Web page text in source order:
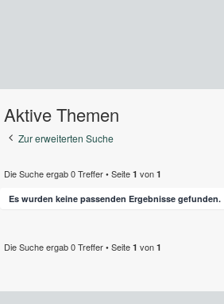
Aktive Themen
Zur erweiterten Suche
Die Suche ergab 0 Treffer • Seite 1 von 1
Es wurden keine passenden Ergebnisse gefunden.
Die Suche ergab 0 Treffer • Seite 1 von 1